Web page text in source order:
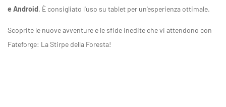
e Android. È consigliato l'uso su tablet per un'esperienza ottimale.
Scoprite le nuove avventure e le sfide inedite che vi attendono con
Fateforge: La Stirpe della Foresta!